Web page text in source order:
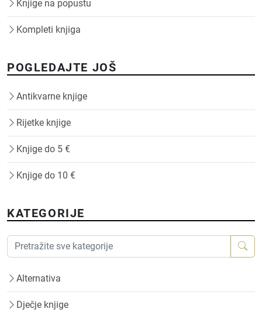
Knjige na popustu
Kompleti knjiga
POGLEDAJTE JOŠ
Antikvarne knjige
Rijetke knjige
Knjige do 5 €
Knjige do 10 €
KATEGORIJE
Alternativa
Dječje knjige